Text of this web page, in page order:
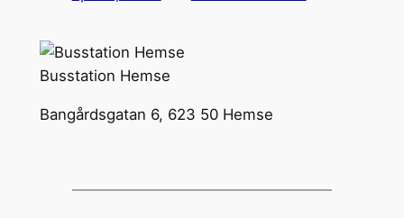
Busstation Hemse
Bangårdsgatan 6, 623 50 Hemse